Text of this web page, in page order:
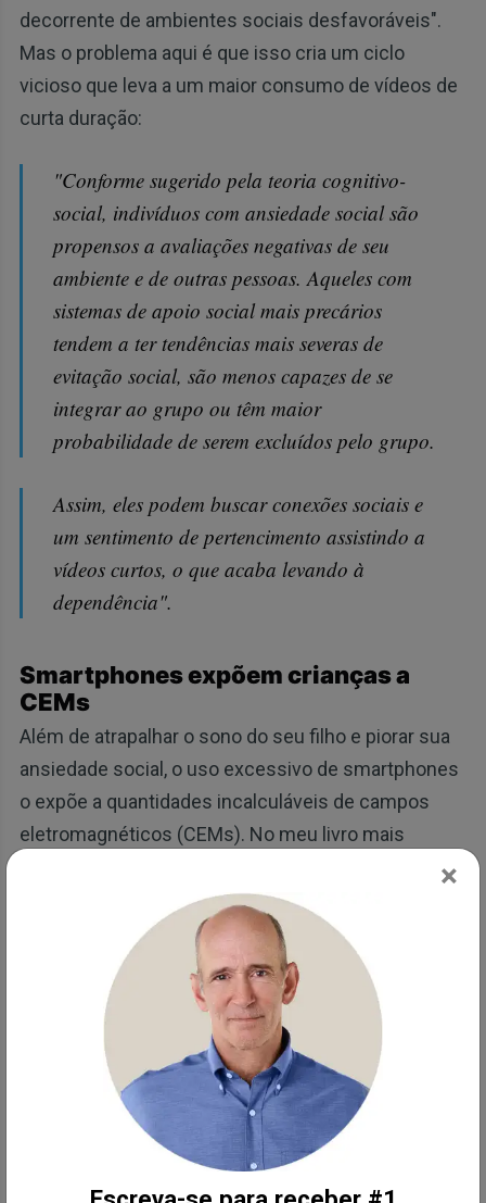
decorrente de ambientes sociais desfavoráveis".
Mas o problema aqui é que isso cria um ciclo
vicioso que leva a um maior consumo de vídeos de
curta duração:
"Conforme sugerido pela teoria cognitivo-
social, indivíduos com ansiedade social são
propensos a avaliações negativas de seu
ambiente e de outras pessoas. Aqueles com
sistemas de apoio social mais precários
tendem a ter tendências mais severas de
evitação social, são menos capazes de se
integrar ao grupo ou têm maior
probabilidade de serem excluídos pelo grupo.
Assim, eles podem buscar conexões sociais e
um sentimento de pertencimento assistindo a
vídeos curtos, o que acaba levando à
dependência".
Smartphones expõem crianças a
CEMs
Além de atrapalhar o sono do seu filho e piorar sua
ansiedade social, o uso excessivo de smartphones
o expõe a quantidades incalculáveis de campos
eletromagnéticos (CEMs). No meu livro mais
para alcançar a longevidade e a felicidade", explico
como os CEMs, sobretudo os de fontes artificiais,
são um grande desregulador da energia celular.
Quando os CEMs penetram no seu corpo, eles
interferem na função mitocondrial, aumentando o
influxo de íons de cálcio nas células. Uma vez que
suas células apresentam níveis elevados de cálcio
intracelular, radicais livres prejudiciais são
produzidos, levando ao aumento do estresse
×